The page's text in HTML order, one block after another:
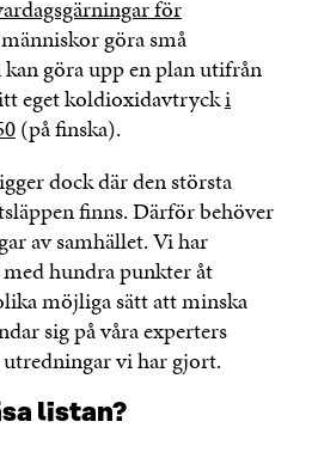
för
göra små
göra upp en plan utifrån
eget koldioxidavtrycki
(på finska).
dock där den största
finns. Därför behöver
av samhället. Vi har
hundra punkter åt
möjliga sätt att minska
sig på våra experters
vi har gjort.
listan?